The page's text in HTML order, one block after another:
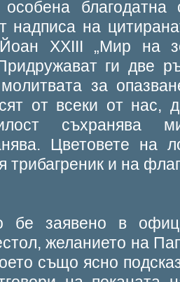
благодатна
надписа на
XXIII „Мир на
ги две
за
от всеки от нас,
Цветовете на
трибагреник и на
бе заявено в
желанието на
също ясно